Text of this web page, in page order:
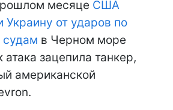
месяце США
Украину от ударов по
судам в Черном море
атака зацепила танкер,
американской